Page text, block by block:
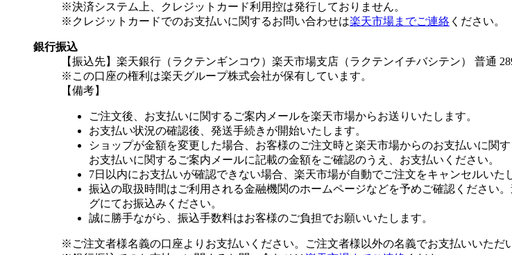
※決済システム上、クレジットカード利用控は発行しておりません。
※クレジットカードでのお支払いに関するお問い合わせは楽天市場までご連絡 ください。
銀行振込
【振込先】楽天銀行（ラクテンギンコウ）楽天市場支店（ラクテンイチバシテン） 普通
※この口座の権利は楽天グループ株式会社が保有しています。
【備考】
ご注文後、お支払いに関するご案内メールを楽天市場からお送りいたします。
お支払い状況の確認後、発送手続きが開始いたします。
ショップが金額を変更した場合、お客様のご注文時と楽天市場からのお支払いに関
お支払いに関するご案内メールに記載の金額をご確認のうえ、お支払いください。
7日以内にお支払いが確認できない場合、楽天市場が自動でご注文をキャンセルいた
振込の取扱時間はご利用される金融機関のホームページなどを予めご確認ください
グにてお振込みください。
誠に勝手ながら、振込手数料はお客様のご負担でお願いいたします。
※ご注文者様名義の口座よりお支払いください。ご注文者様以外の名義でお支払いいただ